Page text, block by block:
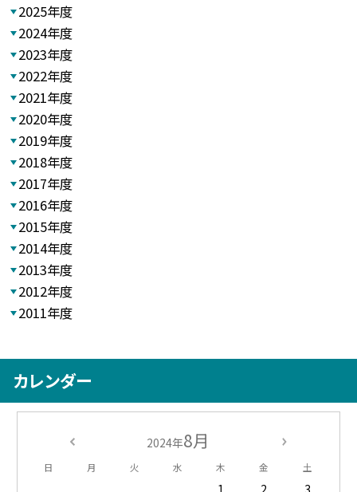
2025年度
2024年度
2023年度
2022年度
2021年度
2020年度
2019年度
2018年度
2017年度
2016年度
2015年度
2014年度
2013年度
2012年度
2011年度
カレンダー
2024年8月
日 月 火 水 木 金 土